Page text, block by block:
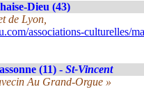
Dieu (43)
de Lyon,
associations-culturelles/
(11) - St-Vincent
Au Grand-Orgue »